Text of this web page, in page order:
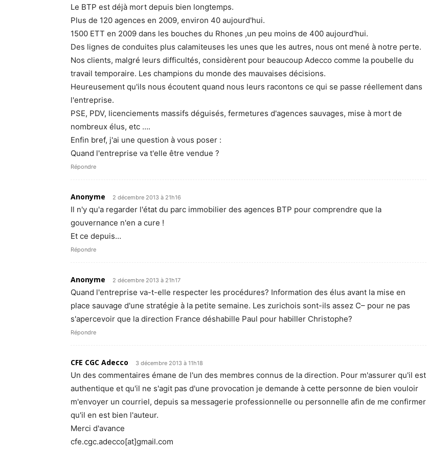
Le BTP est déjà mort depuis bien longtemps.
Plus de 120 agences en 2009, environ 40 aujourd'hui.
1500 ETT en 2009 dans les bouches du Rhones ,un peu moins de 400 aujourd'hui.
Des lignes de conduites plus calamiteuses les unes que les autres, nous ont mené à notre perte.
Nos clients, malgré leurs difficultés, considèrent pour beaucoup Adecco comme la poubelle du
travail temporaire. Les champions du monde des mauvaises décisions.
Heureusement qu'ils nous écoutent quand nous leurs racontons ce qui se passe réellement dans
l'entreprise.
PSE, PDV, licenciements massifs déguisés, fermetures d'agences sauvages, mise à mort de
nombreux élus, etc ….
Enfin bref, j'ai une question à vous poser :
Quand l'entreprise va t'elle être vendue ?
Répondre
Anonyme 2 décembre 2013 à 21h16
Il n'y qu'a regarder l'état du parc immobilier des agences BTP pour comprendre que la
gouvernance n'en a cure !
Et ce depuis…
Répondre
Anonyme 2 décembre 2013 à 21h17
Quand l'entreprise va-t-elle respecter les procédures? Information des élus avant la mise en
place sauvage d'une stratégie à la petite semaine. Les zurichois sont-ils assez C– pour ne pas
s'apercevoir que la direction France déshabille Paul pour habiller Christophe?
Répondre
CFE CGC Adecco 3 décembre 2013 à 11h18
Un des commentaires émane de l'un des membres connus de la direction. Pour m'assurer qu'il est
authentique et qu'il ne s'agit pas d'une provocation je demande à cette personne de bien vouloir
m'envoyer un courriel, depuis sa messagerie professionnelle ou personnelle afin de me confirmer
qu'il en est bien l'auteur.
Merci d'avance
cfe.cgc.adecco[at]gmail.com